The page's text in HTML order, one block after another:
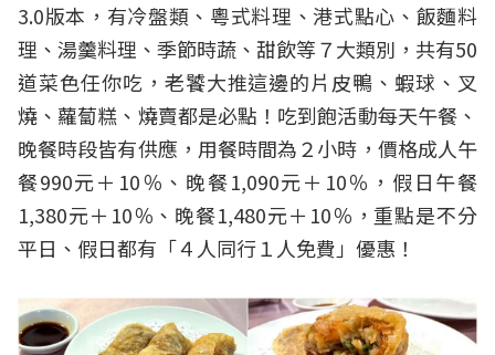
3.0版本，有冷盤類、粵式料理、港式點心、飯麵料
理、湯羹料理、季節時蔬、甜飲等７大類別，共有50
道菜色任你吃，老饕大推這邊的片皮鴨、蝦球、叉
燒、蘿蔔糕、燒賣都是必點！吃到飽活動每天午餐、
晚餐時段皆有供應，用餐時間為２小時，價格成人午
餐990元＋10％、晚餐1,090元＋10％，假日午餐
1,380元＋10％、晚餐1,480元＋10％，重點是不分
平日、假日都有「４人同行１人免費」優惠！